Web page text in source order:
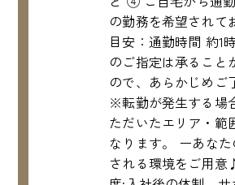
の勤務を希望され
目安：通勤時間 約1
のご指定は承ること
ので、あらかじめご
※転勤が発生する場
ただいたエリア・範
なります。 ーあな
される環境をご用